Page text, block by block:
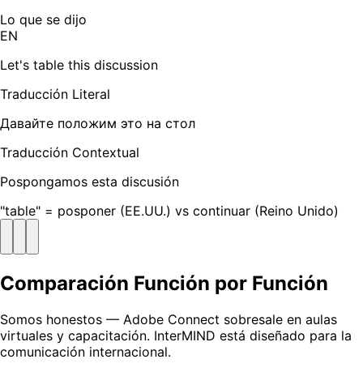
Lo que se dijo
EN
Let's table this discussion
Traducción Literal
Давайте положим это на стол
Traducción Contextual
Pospongamos esta discusión
"table" = posponer (EE.UU.) vs continuar (Reino Unido)
Comparación Función por Función
Somos honestos — Adobe Connect sobresale en aulas
virtuales y capacitación. InterMIND está diseñado para la
comunicación internacional.